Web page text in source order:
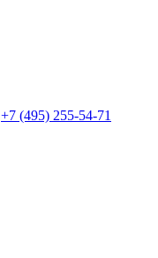
+7 (495) 255-54-71